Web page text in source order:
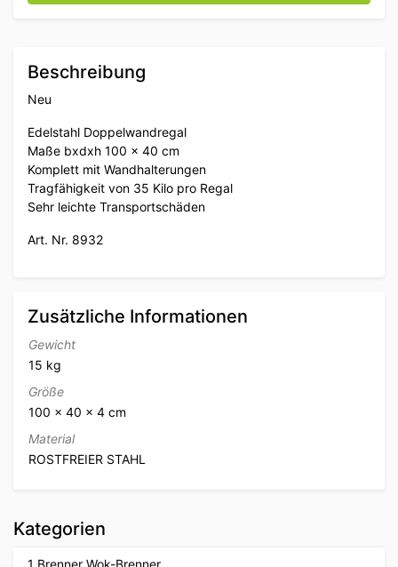
Beschreibung
Neu
Edelstahl Doppelwandregal
Maße bxdxh 100 x 40 cm
Komplett mit Wandhalterungen
Tragfähigkeit von 35 Kilo pro Regal
Sehr leichte Transportschäden
Art. Nr. 8932
Zusätzliche Informationen
Gewicht
15 kg
Größe
100 × 40 × 4 cm
Material
ROSTFREIER STAHL
Kategorien
1 Brenner Wok-Brenner